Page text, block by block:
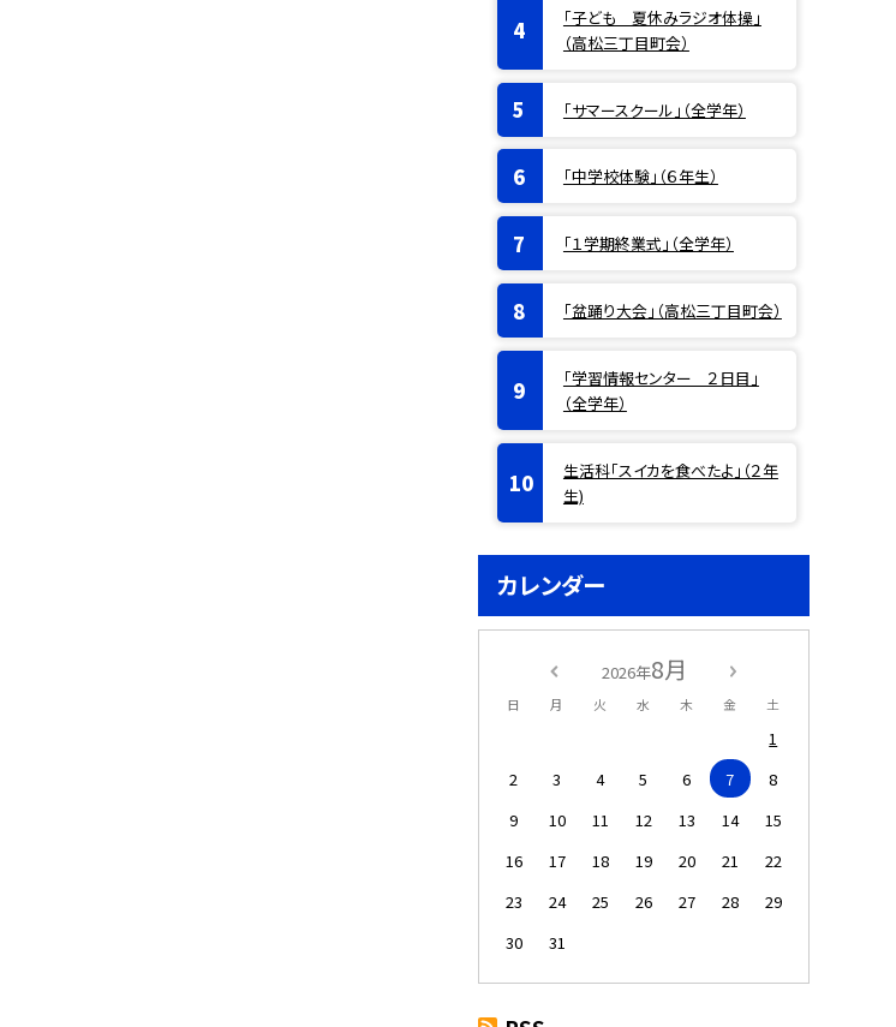
「子ども 夏休みラジオ体操」
（高松三丁目町会）
「サマースクール」（全学年）
「中学校体験」（６年生）
「１学期終業式」（全学年）
「盆踊り大会」（高松三丁目町会）
「学習情報センター ２日目」
（全学年）
生活科「スイカを食べたよ」（２年
生)
カレンダー
2026年8月
日 月 火 水 木 金 土
1
2
3 4 5 6 7
8
9
10 11 12 13 14
15
16
17 18 19 20 21
22
23
24 25 26 27 28
29
30
31